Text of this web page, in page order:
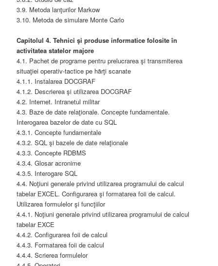
3.9. Metoda lanţurilor Markow
3.10. Metoda de simulare Monte Carlo
Capitolul 4. Tehnici şi produse informatice folosite în
activitatea statelor majore
4.1. Pachet de programe pentru prelucrarea şi transmiterea
situaţiei operativ-tactice pe hărţi scanate
4.1.1. Instalarea DOCGRAF
4.1.2. Descrierea şi utilizarea DOCGRAF
4.2. Internet. Intranetul militar
4.3. Baze de date relaţionale. Concepte fundamentale.
Interogarea bazelor de date cu SQL
4.3.1. Concepte fundamentale
4.3.2. SQL şi bazele de date relaţionale
4.3.3. Concepte RDBMS
4.3.4. Glosar acronime
4.3.5. Interogare SQL
4.4. Noţiuni generale privind utilizarea programului de calcul
tabelar EXCEL. Configurarea şi formatarea foii de calcul.
Utilizarea formulelor şi funcţiilor
4.4.1. Noţiuni generale privind utilizarea programului de calcul
tabelar EXCE
4.4.2. Configurarea foii de calcul
4.4.3. Formatarea foii de calcul
4.4.4. Scrierea formulelor